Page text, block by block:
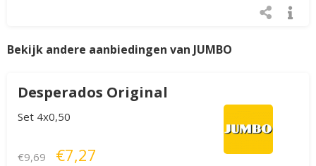
Bekijk andere aanbiedingen van JUMBO
Desperados Original
Set 4x0,50
€9,69 €7,27